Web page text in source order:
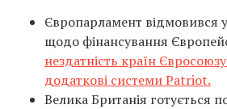
Європарламент відмовився
щодо фінансування
нездатність країн
додаткові системи Patriot.
Велика Британія готується